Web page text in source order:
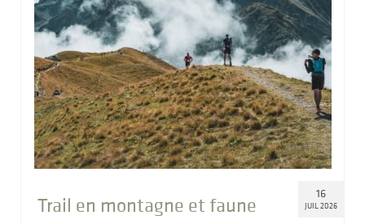
16
JUIL 2026
Trail en montagne et faune